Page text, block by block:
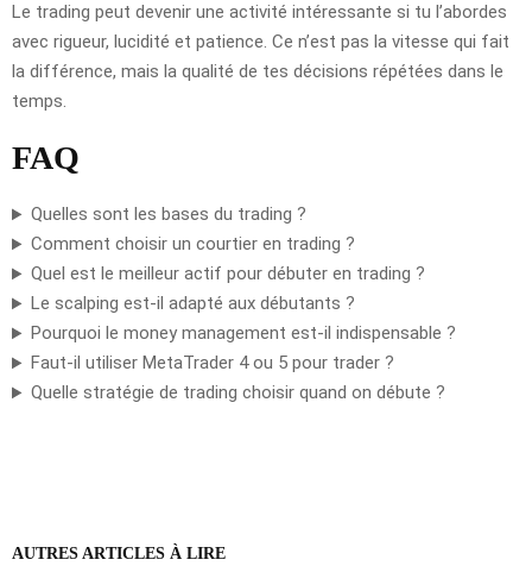
Le trading peut devenir une activité intéressante si tu l’abordes
avec rigueur, lucidité et patience. Ce n’est pas la vitesse qui fait
la différence, mais la qualité de tes décisions répétées dans le
temps.
FAQ
Quelles sont les bases du trading ?
Comment choisir un courtier en trading ?
Quel est le meilleur actif pour débuter en trading ?
Le scalping est-il adapté aux débutants ?
Pourquoi le money management est-il indispensable ?
Faut-il utiliser MetaTrader 4 ou 5 pour trader ?
Quelle stratégie de trading choisir quand on débute ?
AUTRES ARTICLES À LIRE